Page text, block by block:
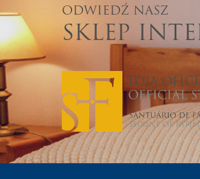
ODWIEDŹ NASZ
SKLEP